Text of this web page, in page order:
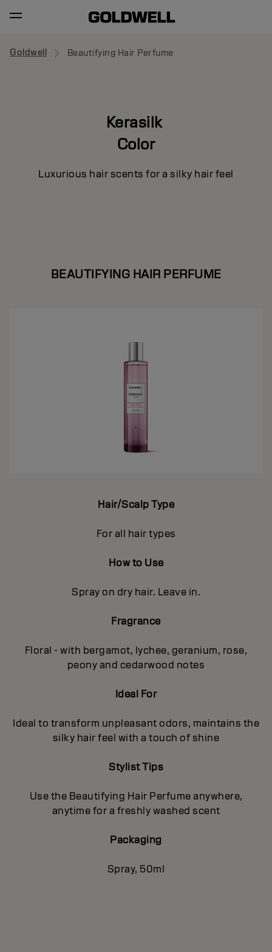
Goldwell Beautifying Hair Perfume
Kerasilk
Color
Luxurious hair scents for a silky hair feel
BEAUTIFYING HAIR PERFUME
Hair/Scalp Type
For all hair types
How to Use
Spray on dry hair. Leave in.
Fragrance
Floral - with bergamot, lychee, geranium, rose,
peony and cedarwood notes
Ideal For
Ideal to transform unpleasant odors, maintains the
silky hair feel with a touch of shine
Stylist Tips
Use the Beautifying Hair Perfume anywhere,
anytime for a freshly washed scent
Packaging
Spray, 50ml